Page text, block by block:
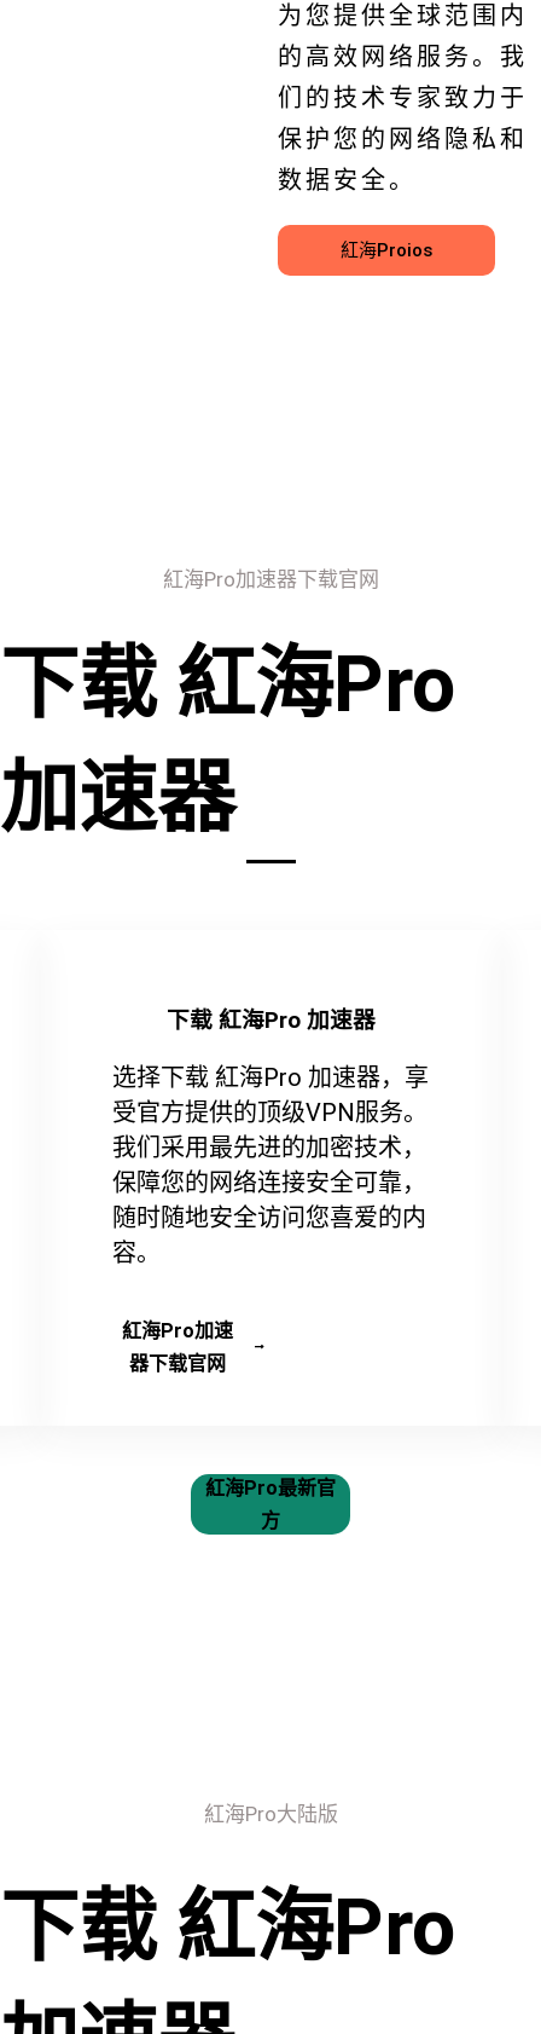
为您提供全球范围内
的高效网络服务。我
们的技术专家致力于
保护您的网络隐私和
数据安全。
紅海Proios
紅海Pro加速器下载官网
下载 紅海Pro
加速器
下载 紅海Pro 加速器
选择下载 紅海Pro 加速器，享
受官方提供的顶级VPN服务。
我们采用最先进的加密技术，
保障您的网络连接安全可靠，
随时随地安全访问您喜爱的内
容。
紅海Pro加速
器下载官网
紅海Pro最新官
方
紅海Pro大陆版
下载 紅海Pro